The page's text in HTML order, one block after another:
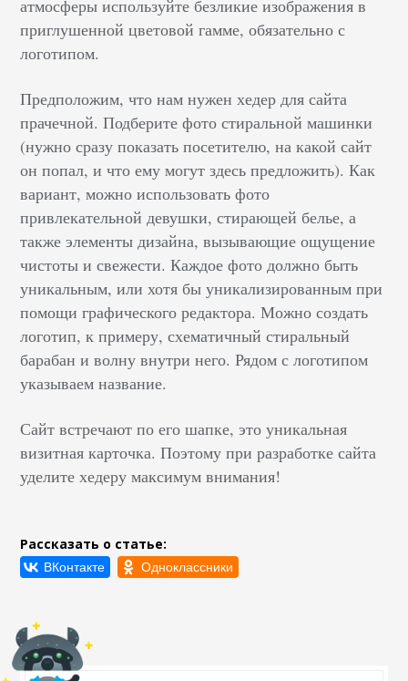
атмосферы используйте безликие изображения в
приглушенной цветовой гамме, обязательно с
логотипом.
Предположим, что нам нужен хедер для сайта
прачечной. Подберите фото стиральной машинки
(нужно сразу показать посетителю, на какой сайт
он попал, и что ему могут здесь предложить). Как
вариант, можно использовать фото
привлекательной девушки, стирающей белье, а
также элементы дизайна, вызывающие ощущение
чистоты и свежести. Каждое фото должно быть
уникальным, или хотя бы уникализированным при
помощи графического редактора. Можно создать
логотип, к примеру, схематичный стиральный
барабан и волну внутри него. Рядом с логотипом
указываем название.
Сайт встречают по его шапке, это уникальная
визитная карточка. Поэтому при разработке сайта
уделите хедеру максимум внимания!
Рассказать о статье: